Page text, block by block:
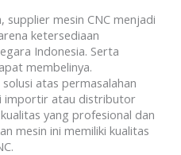
supplier mesin CNC menjadi
ketersediaan
Indonesia. Serta
membelinya.
atas permasalahan
importir atau distributor
yang profesional dan
mesin ini memiliki kualitas